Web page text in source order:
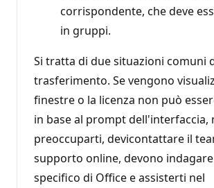
corrispondente, che deve
in gruppi.
Si tratta di due situazioni comuni
trasferimento. Se vengono
finestre o la licenza non può
in base al prompt dell'interfaccia,
preoccuparti, devicontattare il
supporto online, devono
specifico di Office e assisterti nel